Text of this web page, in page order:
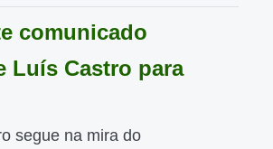
comunicado
Luís Castro para
segue na mira do